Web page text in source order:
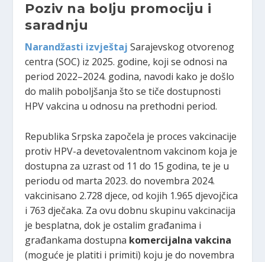
Poziv na bolju promociju i
saradnju
Narandžasti izvještaj Sarajevskog otvorenog
centra (SOC) iz 2025. godine, koji se odnosi na
period 2022–2024. godina, navodi kako je došlo
do malih poboljšanja što se tiče dostupnosti
HPV vakcina u odnosu na prethodni period.
Republika Srpska započela je proces vakcinacije
protiv HPV-a devetovalentnom vakcinom koja je
dostupna za uzrast od 11 do 15 godina, te je u
periodu od marta 2023. do novembra 2024.
vakcinisano 2.728 djece, od kojih 1.965 djevojčica
i 763 dječaka. Za ovu dobnu skupinu vakcinacija
je besplatna, dok je ostalim građanima i
građankama dostupna komercijalna vakcina
(moguće je platiti i primiti) koju je do novembra